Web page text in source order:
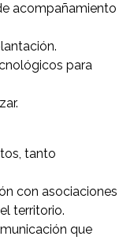
acompañamiento
para
tanto
con asociaciones
territorio.
que